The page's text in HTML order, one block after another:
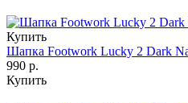
Купить
Шапка Footwork Lucky 2 Dark
990 р.
Купить